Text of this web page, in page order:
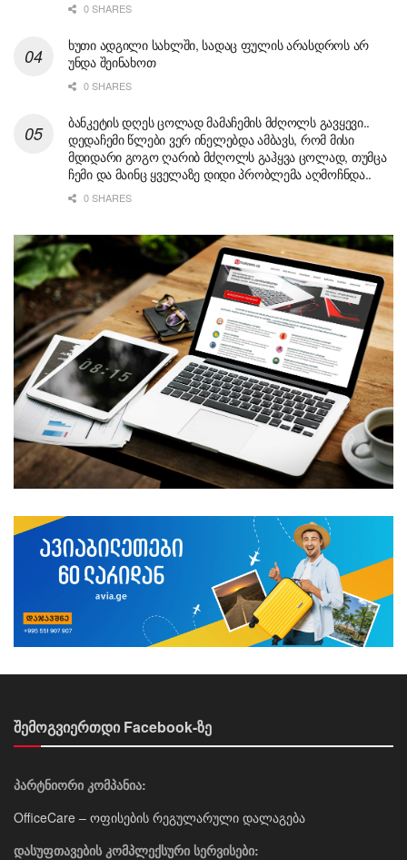
0 SHARES
ხუთი ადგილი სახლში, სადაც ფულის არასდროს არ
უნდა შეინახოთ
0 SHARES
ბანკეტის დღეს ცოლად მამაჩემის მძღოლს გავყევი..
დედაჩემი წლები ვერ ინელებდა ამბავს, რომ მისი
მდიდარი გოგო ღარიბ მძღოლს გაჰყვა ცოლად, თუმცა
ჩემი და მაინც ყველაზე დიდი პრობლემა აღმოჩნდა..
0 SHARES
შემოგვიერთდი Facebook-ზე
პარტნიორი კომპანია:
OfficeCare – ოფისების რეგულარული დალაგება
დასუფთავების კომპლექსური სერვისები: